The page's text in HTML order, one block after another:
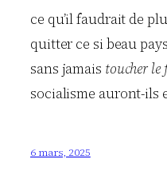
ce qu’il faudrait de
quitter ce si beau
sans jamais toucher le
socialisme auront-ils
6 mars, 2025